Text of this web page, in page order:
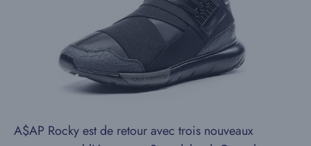
A$AP Rocky est de retour avec trois nouveaux